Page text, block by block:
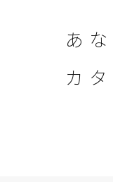
あ な
カ タ